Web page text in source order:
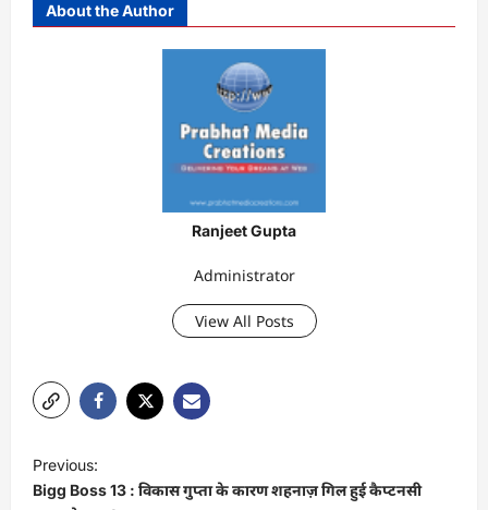
About the Author
Ranjeet Gupta
Administrator
View All Posts
o
Previous:
Bigg Boss 13 : विकास गुप्ता के कारण शहनाज़ गिल हुई कैप्टनसी